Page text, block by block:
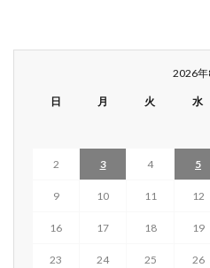
2026年
日 月 火 水
2 3 4 5
9 10 11 12
16 17 18 19
23 24 25 26